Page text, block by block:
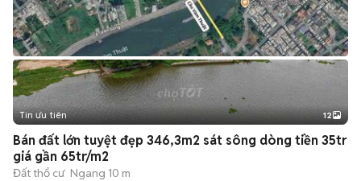
+2
Tin ưu tiên 12
Bán đất lớn tuyệt đẹp 346,3m2 sát sông dòng tiền 35tr
giá gần 65tr/m2
Đất thổ cư Ngang 10 m